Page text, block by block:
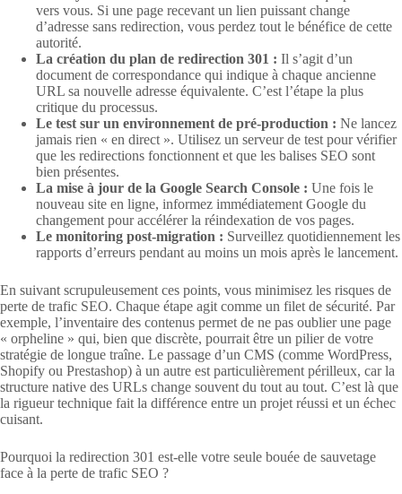
vers vous. Si une page recevant un lien puissant change
d’adresse sans redirection, vous perdez tout le bénéfice de cette
autorité.
La création du plan de redirection 301 : Il s’agit d’un
document de correspondance qui indique à chaque ancienne
URL sa nouvelle adresse équivalente. C’est l’étape la plus
critique du processus.
Le test sur un environnement de pré-production : Ne lancez
jamais rien « en direct ». Utilisez un serveur de test pour vérifier
que les redirections fonctionnent et que les balises SEO sont
bien présentes.
La mise à jour de la Google Search Console : Une fois le
nouveau site en ligne, informez immédiatement Google du
changement pour accélérer la réindexation de vos pages.
Le monitoring post-migration : Surveillez quotidiennement les
rapports d’erreurs pendant au moins un mois après le lancement.
En suivant scrupuleusement ces points, vous minimisez les risques de
perte de trafic SEO. Chaque étape agit comme un filet de sécurité. Par
exemple, l’inventaire des contenus permet de ne pas oublier une page
« orpheline » qui, bien que discrète, pourrait être un pilier de votre
stratégie de longue traîne. Le passage d’un CMS (comme WordPress,
Shopify ou Prestashop) à un autre est particulièrement périlleux, car la
structure native des URLs change souvent du tout au tout. C’est là que
la rigueur technique fait la différence entre un projet réussi et un échec
cuisant.
Pourquoi la redirection 301 est-elle votre seule bouée de sauvetage
face à la perte de trafic SEO ?